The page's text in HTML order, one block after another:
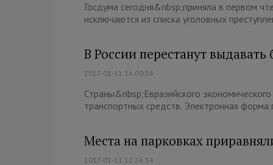
Госдума сегодня&nbsp;приняла в первом
исключаются из списка уголовных
В России перестанут
2017-01-11 16:00:36
Страны&nbsp;Евразийского
транспортных средств. Электронная форма
Места на парковках
2017-01-11 12:26:14